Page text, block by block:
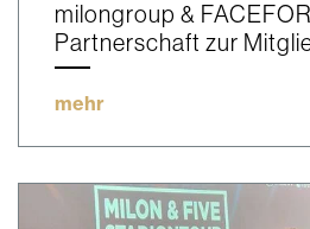
milongroup &
Partnerschaft zur
mehr